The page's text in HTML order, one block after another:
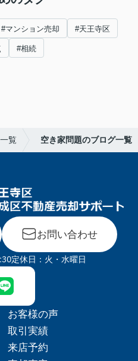
#マンション売却 #天王寺区
#相続
覧 空き家問題のブログ一覧
お問い合わせ
定休日：火・水曜日
お客様の声
取引実績
来店予約